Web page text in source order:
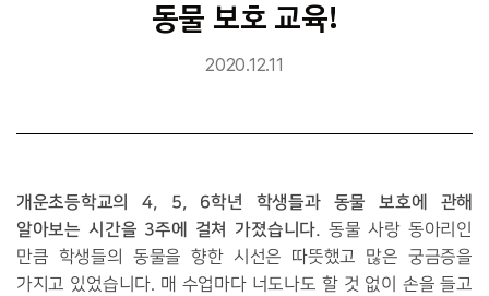
동물 보호 교육!
2020.12.11
개운초등학교의 4, 5, 6학년 학생들과 동물 보호에 관해
알아보는 시간을 3주에 걸쳐 가졌습니다. 동물 사랑 동아리인
만큼 학생들의 동물을 향한 시선은 따뜻했고 많은 궁금증을
가지고 있었습니다. 매 수업마다 너도나도 할 것 없이 손을 들고